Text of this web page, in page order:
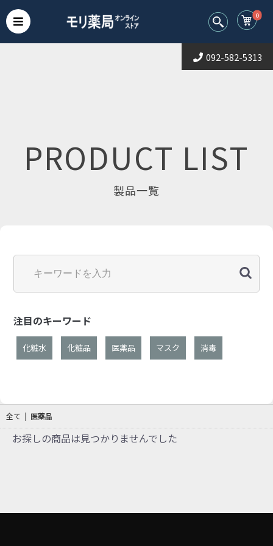
0
092-582-5313
PRODUCT LIST
製品一覧
注目のキーワード
化粧水 化粧品 医薬品 マスク 消毒
全て | 医薬品
お探しの商品は見つかりませんでした